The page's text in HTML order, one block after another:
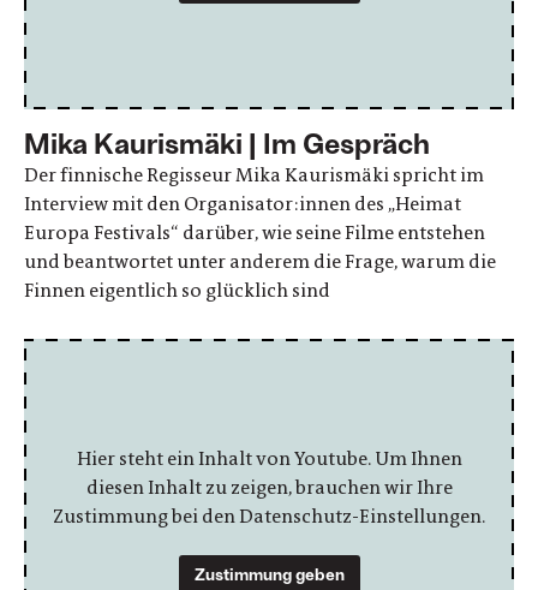
Mika Kaurismäki | Im Gespräch
Der finnische Regisseur Mika Kaurismäki spricht im
Interview mit den Organisator:innen des „Heimat
Europa Festivals“ darüber, wie seine Filme entstehen
und beantwortet unter anderem die Frage, warum die
Finnen eigentlich so glücklich sind
Hier steht ein Inhalt von Youtube. Um Ihnen
diesen Inhalt zu zeigen, brauchen wir Ihre
Zustimmung bei den Datenschutz-Einstellungen.
Zustimmung geben